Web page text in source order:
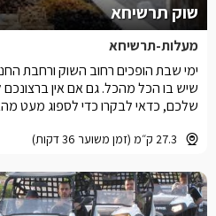
שוק תרשיחא
מעלות-תרשיחא
27.3 ק״מ (זמן משוער 36 דקות)
ימי שבת הופכים רחוב השוק ורחבת
שיש בו הכל מהכל. גם אם אין ברצונכם
שלכם, כדאי לבקרו כדי לספוג מעט